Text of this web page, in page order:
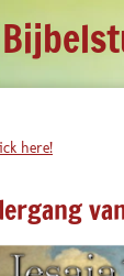
here!